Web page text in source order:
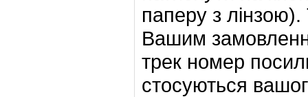
паперу з лінзою).
Вашим
трек номер
стосуються